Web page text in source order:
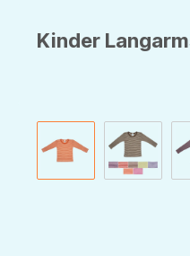
Kinder
Bildergalerie